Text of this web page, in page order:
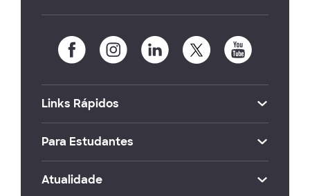
Links Rápidos
Para Estudantes
Atualidade